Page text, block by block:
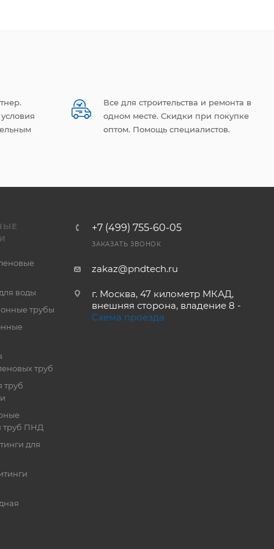
Все для строительства и ремонта в
одном месте. Скидки при покупке
оптом. Помощь специалистов.
воды
трубы
труб
труб
труб ПНД
для
+7 (499) 755-60-05
ЗАКАЗАТЬ ЗВОНОК
zakaz@pndtech.ru
г. Москва, 47 километр МКАД,
внешняя сторона, владение 8 -
Схема проезда